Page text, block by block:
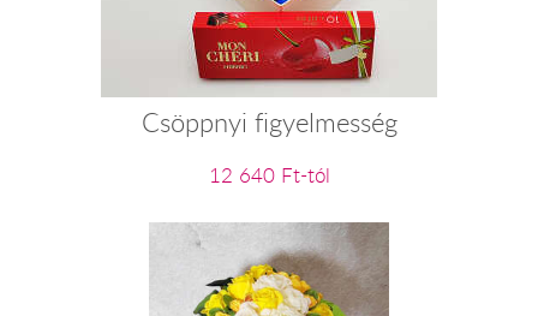
Csöppnyi figyelmesség
12 640 Ft-tól